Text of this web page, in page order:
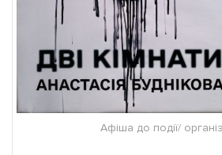
Афіша до події/